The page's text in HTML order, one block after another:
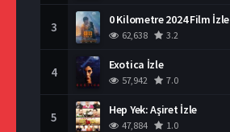
3 0 Kilometre 2024 Film İzle
62,638 3.2
4 Exotica İzle
57,942 7.0
5 Hep Yek: Aşiret İzle
47,884 1.0